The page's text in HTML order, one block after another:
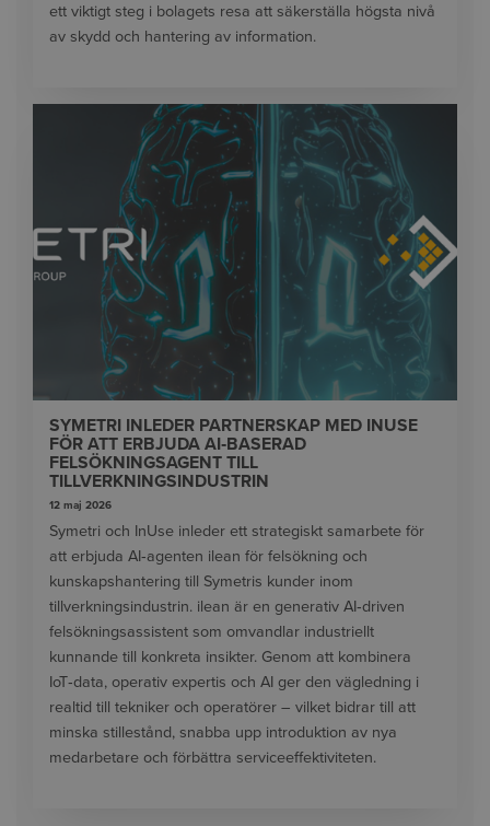
ett viktigt steg i bolagets resa att säkerställa högsta nivå
av skydd och hantering av information.
SYMETRI INLEDER PARTNERSKAP MED INUSE
FÖR ATT ERBJUDA AI‑BASERAD
FELSÖKNINGSAGENT TILL
TILLVERKNINGSINDUSTRIN
12 maj 2026
Symetri och InUse inleder ett strategiskt samarbete för
att erbjuda AI‑agenten ilean för felsökning och
kunskapshantering till Symetris kunder inom
tillverkningsindustrin. ilean är en generativ AI‑driven
felsökningsassistent som omvandlar industriellt
kunnande till konkreta insikter. Genom att kombinera
IoT‑data, operativ expertis och AI ger den vägledning i
realtid till tekniker och operatörer – vilket bidrar till att
minska stillestånd, snabba upp introduktion av nya
medarbetare och förbättra serviceeffektiviteten.